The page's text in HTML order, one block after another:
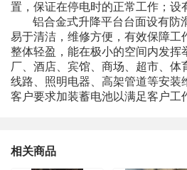
置，保证在停电时的正常工作；设
铝合金式升降平台台面设有防
易于清洁，维修方便，有效保障工
整体轻盈，能在极小的空间内发挥
厂、酒店、宾馆、商场、超市、体
线路、照明电器、高架管道等安装
客户要求加装蓄电池以满足客户工
相关商品